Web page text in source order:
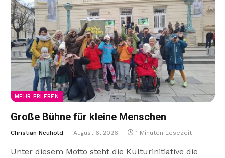
MEHR ERLEBEN
Große Bühne für kleine Menschen
Christian Neuhold August 6, 2026 1 Minuten Lesezeit
Unter diesem Motto steht die Kulturinitiative die